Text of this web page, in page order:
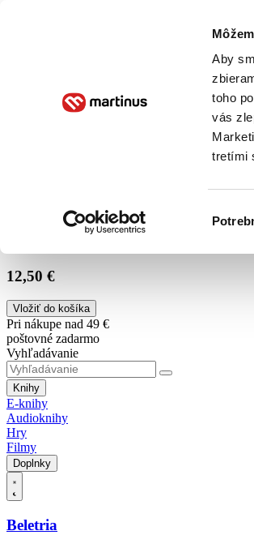
Aby
toho
vás
tretími
súhlasu
Poukážky
12,50 €
Vložiť do košíka
Pri nákupe nad 49 €
poštovné zadarmo
Vyhľadávanie
Knihy
E-knihy
Audioknihy
Hry
Filmy
Doplnky
Beletria